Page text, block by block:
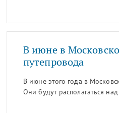
В июне в
путепровода
В июне этого года в
Они будут располагаться